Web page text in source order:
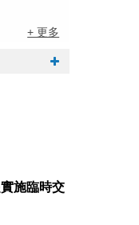
+ 更多
施臨時交